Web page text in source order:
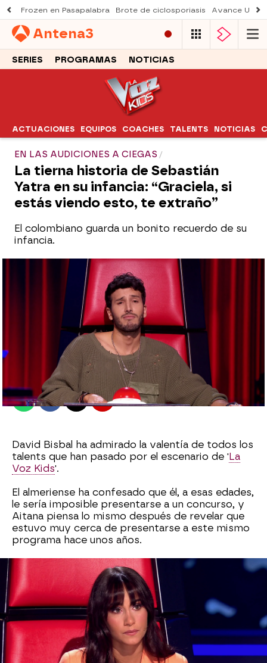
Frozen en Pasapalabra Brote de ciclosporiasis Avance Una
Antena3
SERIES PROGRAMAS NOTICIAS
ACTUACIONES EQUIPOS COACHES TALENTS NOTICIAS
EN LAS AUDICIONES A CIEGAS
La tierna historia de Sebastián
Yatra en su infancia: “Graciela, si
estás viendo esto, te extraño”
El colombiano guarda un bonito recuerdo de su
infancia.
antena3.com
Madrid
Publicado: 29 de mayo de 2022, 17:34
WhatsappFacebook
X Flipboard
David Bisbal ha admirado la valentía de todos los
talents que han pasado por el escenario de ' La
Voz Kids'.
El almeriense ha confesado que él, a esas edades,
le sería imposible presentarse a un concurso, y
Aitana piensa lo mismo después de revelar que
estuvo muy cerca de presentarse a este mismo
programa hace unos años.
Pero el que parece que no tenía problemas en
cantar frente a desconocidos siendo pequeño
era Sebastián Yatra. El colombiano ha
compartido con el resto de los coach una
historia de cuando él tenía 12 años, en la que
cantaba en un autobús frente a una señora
desconocida.